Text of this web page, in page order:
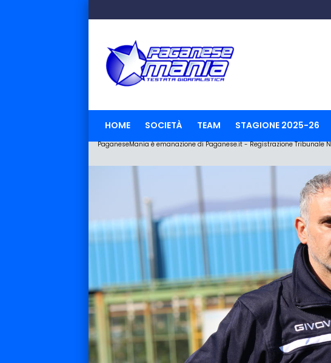
HOME SOCIETÀ TEAM STAGIONE 2025-26
PaganeseMania è emanazione di Paganese.it - Registrazione Tribunale